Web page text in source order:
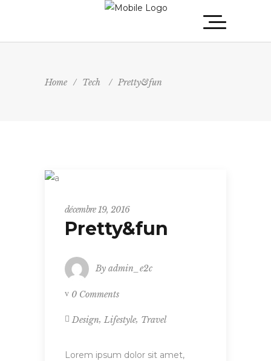
Home / Tech / Pretty&fun
décembre 19, 2016
Pretty&fun
By admin_e2c
0 Comments
Design, Lifestyle, Travel
Lorem ipsum dolor sit amet,